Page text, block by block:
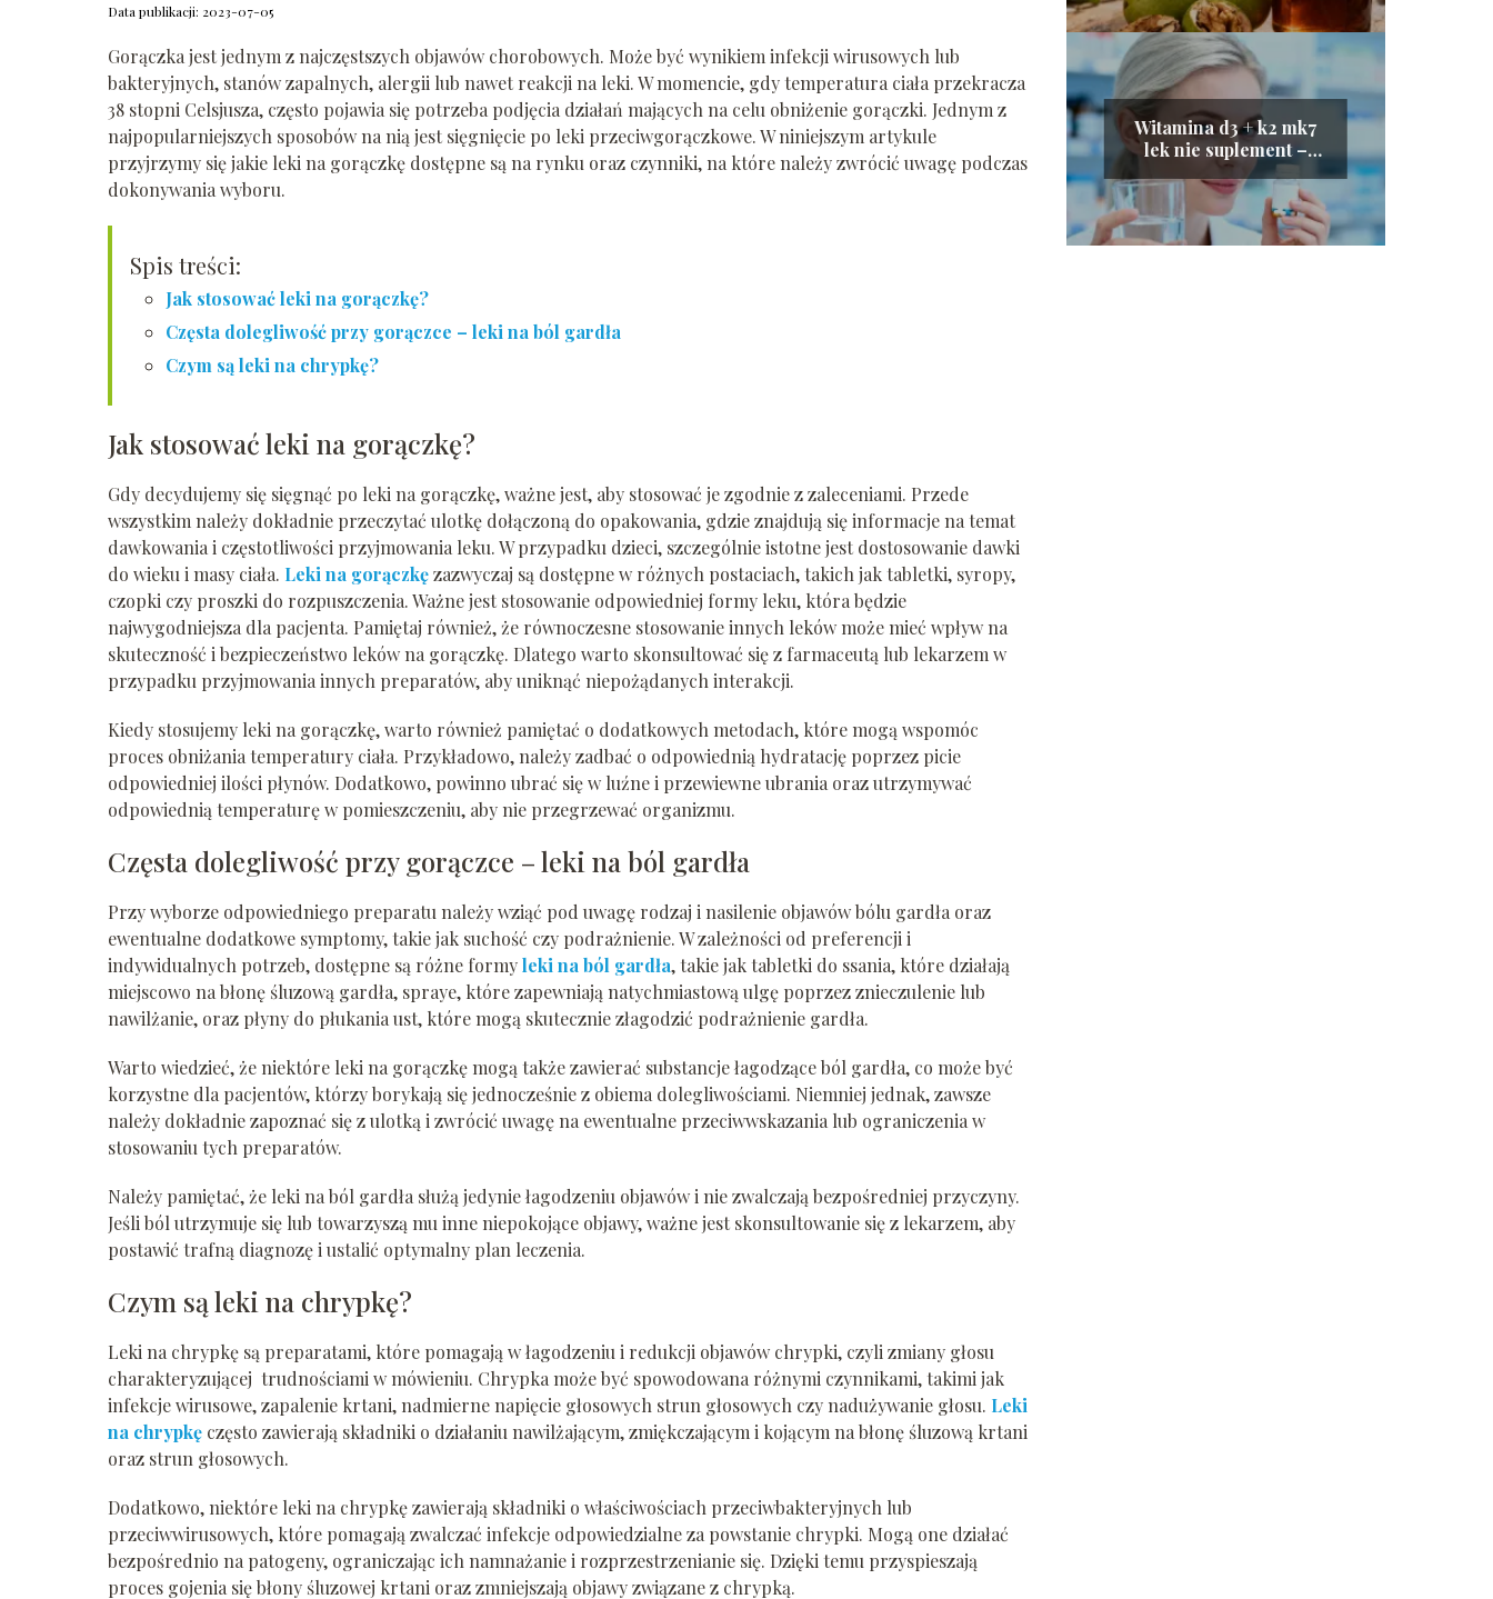
Data publikacji: 2023-07-05
Gorączka jest jednym z najczęstszych objawów chorobowych. Może być wynikiem infekcji wirusowych lub
bakteryjnych, stanów zapalnych, alergii lub nawet reakcji na leki. W momencie, gdy temperatura ciała przekracza
38 stopni Celsjusza, często pojawia się potrzeba podjęcia działań mających na celu obniżenie gorączki. Jednym z
najpopularniejszych sposobów na nią jest sięgnięcie po leki przeciwgorączkowe. W niniejszym artykule
przyjrzymy się jakie leki na gorączkę dostępne są na rynku oraz czynniki, na które należy zwrócić uwagę podczas
dokonywania wyboru.
Spis treści:
Jak stosować leki na gorączkę?
Częsta dolegliwość przy gorączce – leki na ból gardła
Czym są leki na chrypkę?
Jak stosować leki na gorączkę?
Gdy decydujemy się sięgnąć po leki na gorączkę, ważne jest, aby stosować je zgodnie z zaleceniami. Przede
wszystkim należy dokładnie przeczytać ulotkę dołączoną do opakowania, gdzie znajdują się informacje na temat
dawkowania i częstotliwości przyjmowania leku. W przypadku dzieci, szczególnie istotne jest dostosowanie dawki
do wieku i masy ciała. Leki na gorączkęzazwyczaj są dostępne w różnych postaciach, takich jak tabletki, syropy,
czopki czy proszki do rozpuszczenia. Ważne jest stosowanie odpowiedniej formy leku, która będzie
najwygodniejsza dla pacjenta. Pamiętaj również, że równoczesne stosowanie innych leków może mieć wpływ na
skuteczność i bezpieczeństwo leków na gorączkę. Dlatego warto skonsultować się z farmaceutą lub lekarzem w
przypadku przyjmowania innych preparatów, aby uniknąć niepożądanych interakcji.
Kiedy stosujemy leki na gorączkę, warto również pamiętać o dodatkowych metodach, które mogą wspomóc
proces obniżania temperatury ciała. Przykładowo, należy zadbać o odpowiednią hydratację poprzez picie
odpowiedniej ilości płynów. Dodatkowo, powinno ubrać się w luźne i przewiewne ubrania oraz utrzymywać
odpowiednią temperaturę w pomieszczeniu, aby nie przegrzewać organizmu.
Częsta dolegliwość przy gorączce – leki na ból gardła
Przy wyborze odpowiedniego preparatu należy wziąć pod uwagę rodzaj i nasilenie objawów bólu gardła oraz
ewentualne dodatkowe symptomy, takie jak suchość czy podrażnienie. W zależności od preferencji i
indywidualnych potrzeb, dostępne są różne formyleki na ból gardła, takie jak tabletki do ssania, które działają
miejscowo na błonę śluzową gardła, spraye, które zapewniają natychmiastową ulgę poprzez znieczulenie lub
nawilżanie, oraz płyny do płukania ust, które mogą skutecznie złagodzić podrażnienie gardła.
Warto wiedzieć, że niektóre leki na gorączkę mogą także zawierać substancje łagodzące ból gardła, co może być
korzystne dla pacjentów, którzy borykają się jednocześnie z obiema dolegliwościami. Niemniej jednak, zawsze
należy dokładnie zapoznać się z ulotką i zwrócić uwagę na ewentualne przeciwwskazania lub ograniczenia w
stosowaniu tych preparatów.
Należy pamiętać, że leki na ból gardła służą jedynie łagodzeniu objawów i nie zwalczają bezpośredniej przyczyny.
Jeśli ból utrzymuje się lub towarzyszą mu inne niepokojące objawy, ważne jest skonsultowanie się z lekarzem, aby
postawić trafną diagnozę i ustalić optymalny plan leczenia.
Czym są leki na chrypkę?
Leki na chrypkę są preparatami, które pomagają w łagodzeniu i redukcji objawów chrypki, czyli zmiany głosu
charakteryzującej trudnościami w mówieniu. Chrypka może być spowodowana różnymi czynnikami, takimi jak
infekcje wirusowe, zapalenie krtani, nadmierne napięcie głosowych strun głosowych czy nadużywanie głosu. Leki
na chrypkę często zawierają składniki o działaniu nawilżającym, zmiękczającym i kojącym na błonę śluzową krtani
oraz strun głosowych.
Dodatkowo, niektóre leki na chrypkę zawierają składniki o właściwościach przeciwbakteryjnych lub
przeciwwirusowych, które pomagają zwalczać infekcje odpowiedzialne za powstanie chrypki. Mogą one działać
bezpośrednio na patogeny, ograniczając ich namnażanie i rozprzestrzenianie się. Dzięki temu przyspieszają
proces gojenia się błony śluzowej krtani oraz zmniejszają objawy związane z chrypką.
Witamina d3 + k2 mk7
lek nie suplement –
dlaczego warto
wybrać?